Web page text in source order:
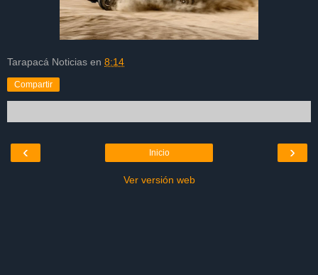
Tarapacá Noticias en 8:14
Compartir
‹ ›
Inicio
Ver versión web